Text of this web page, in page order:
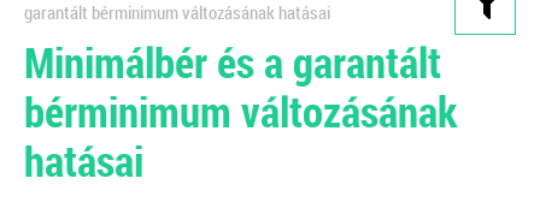
Kiadványaink
Nyitómérleg összeállítása
lépésről lépésre – e-book
garantált bérminimum változásának hatásai
Minimálbér és a garantált
bérminimum változásának
hatásai